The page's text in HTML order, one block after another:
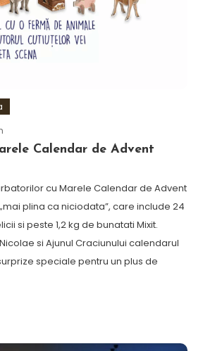
Calendar de Advent
cu Marele Calendar de Advent
plina ca niciodata”, care include 24
si peste 1,2 kg de bunatati Mixit.
si Ajunul Craciunului calendarul
speciale pentru un plus de